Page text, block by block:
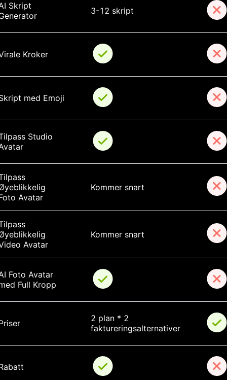
Skript
3-12 skript
Kroker
med Emoji
Studio
Avatar
Kommer snart
Avatar
Kommer snart
Foto Avatar
Full Kropp
2 plan * 2
faktureringsalternativer